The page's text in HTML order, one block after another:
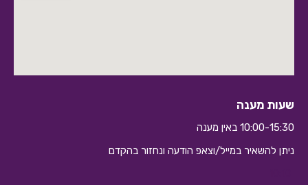
שעות מענה
10:00-15:30 באין מענה
ניתן להשאיר במייל/וצאפ הודעה ונחזור בהקדם